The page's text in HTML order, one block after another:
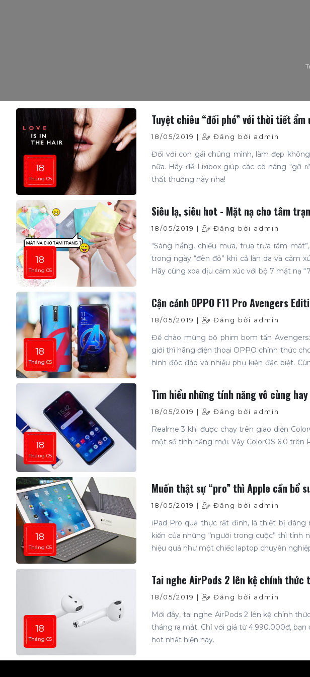
18
Tháng 05
Tuyệt chiêu “đối phó” với thời tiết
18/05/2019 | Đăng bởi admin
Đối với con gái chúng mình, làm đẹp
nữa. Hãy để Lixibox giúp các cô nàng
thất thường này nha!
18
Tháng 05
Siêu lạ, siêu hot - Mặt nạ cho tâm
18/05/2019 | Đăng bởi admin
“Sáng nắng, chiều mưa, trưa trưa râm
trong ngày “đèn đỏ” khi cả làn da và cảm
Hãy cùng xoa dịu cảm xúc với bộ 7 mặt nạ
18
Tháng 05
Cận cảnh OPPO F11 Pro Avengers
18/05/2019 | Đăng bởi admin
Để chào mừng bộ phim bom tấn
giới thì hãng điện thoại OPPO chính thức
hình độc đáo và nhiều phụ kiện đặc biệt.
18
Tháng 05
Tìm hiểu những tính năng vô cùng
18/05/2019 | Đăng bởi admin
Realme 3 khi được chạy trên giao diện
một số tính năng mới. Vậy ColorOS 6.0 trên
18
Tháng 05
Muốn thật sự “pro” thì Apple cần bổ
18/05/2019 | Đăng bởi admin
iPad Pro quả thực rất đỉnh, là thiết bị
kiến của những “người trong cuộc” thì tính
hiệu quả như một chiếc laptop chuyên
18
Tháng 05
Tai nghe AirPods 2 lên kệ chính
18/05/2019 | Đăng bởi admin
Mới đây, tai nghe AirPods 2 lên kệ chính
tháng ra mắt. Chỉ với giá từ 4.990.000đ,
hot nhất hiện nay.